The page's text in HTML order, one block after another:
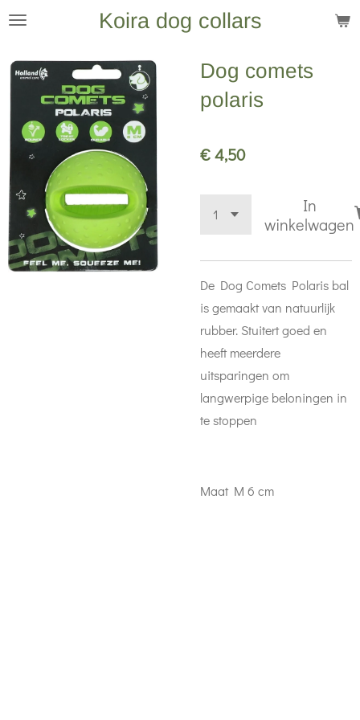
Ga
naar
hoofdinhoud
Koira dog collars
Dog comets
polaris
€ 4,50
In
winkelwagen
De Dog Comets Polaris bal
is gemaakt van natuurlijk
rubber. Stuitert goed en
heeft meerdere
uitsparingen om
langwerpige beloningen in
te stoppen
Maat M 6 cm